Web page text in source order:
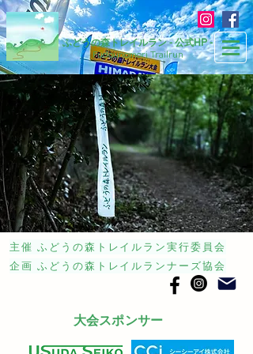
ふどうの森トレイルラン - 公式HP -
​Fudounomori Trailrun
主催 ふどうの森トレイルラン実行委員会
企画 ふどうの森トレイルランナーズ協会
大会スポンサー